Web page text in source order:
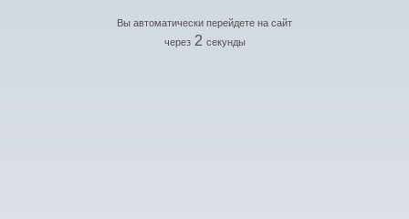
Вы автоматически перейдете на сайт
через 2 секунды